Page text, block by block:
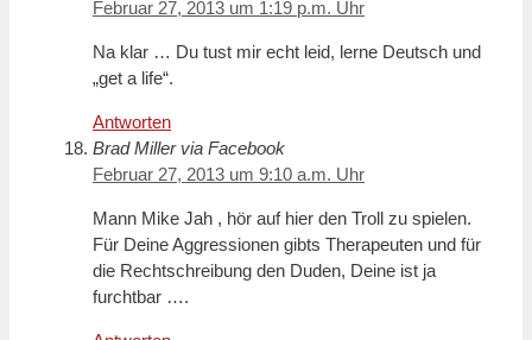
Februar 27, 2013 um 1:19 p.m. Uhr
Na klar … Du tust mir echt leid, lerne Deutsch und
„get a life“.
Antworten
Brad Miller via Facebook
Februar 27, 2013 um 9:10 a.m. Uhr
Mann Mike Jah , hör auf hier den Troll zu spielen.
Für Deine Aggressionen gibts Therapeuten und für
die Rechtschreibung den Duden, Deine ist ja
furchtbar ….